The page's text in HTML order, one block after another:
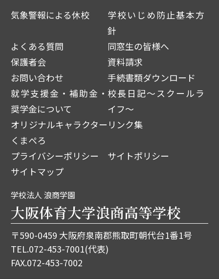
気象警報による休校
学校いじめ防止基本方
針
よくある質問
同窓生の皆様へ
保護者会
資料請求
お問い合わせ
手続書類ダウンロード
就学支援金・補助金・
奨学金について
校長日記～スクールラ
イフ～
オリジナルキャラクター
くまぺろ
リンク集
プライバシーポリシー
サイトポリシー
サイトマップ
学校法人 浪商学園
大阪体育大学浪商高等学校
〒590-0459 大阪府泉南郡熊取町朝代台1番1号
TEL.072-453-7001(代表)
FAX.072-453-7002